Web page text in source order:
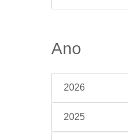
Ano
2026
2025